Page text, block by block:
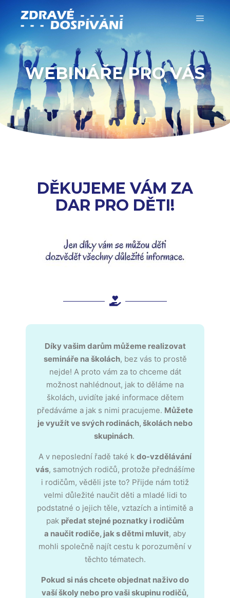
WEBINÁŘE PRO VÁS
DĚKUJEME VÁM ZA
DAR PRO DĚTI!
Díky vašim darům můžeme realizovat
semináře na školách, bez vás to prostě
nejde! A proto vám za to chceme dát
možnost nahlédnout, jak to děláme na
školách, uvidíte jaké informace dětem
předáváme a jak s nimi pracujeme. Můžete
je využít ve svých rodinách, školách nebo
skupinách.
A v neposlední řadě také k do-vzdělávání
vás, samotných rodičů, protože přednášíme
i rodičům, věděli jste to? Přijde nám totiž
velmi důležité naučit děti a mladé lidi to
podstatné o jejich těle, vztazích a intimitě a
pak předat stejné poznatky i rodičům
a naučit rodiče, jak s dětmi mluvit, aby
mohli společně najít cestu k porozumění v
těchto tématech.
Pokud si nás chcete objednat naživo do
vaší školy nebo pro vaši skupinu rodičů,